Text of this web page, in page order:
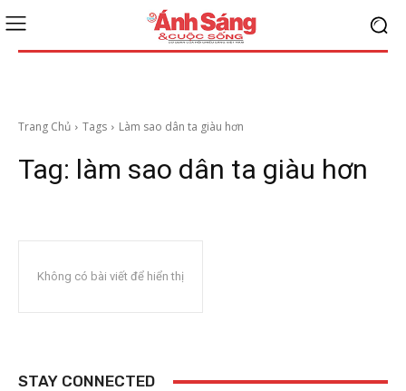
Trang Chủ Tags Làm sao dân ta giàu hơn
Tag: làm sao dân ta giàu hơn
Không có bài viết để hiển thị
STAY CONNECTED